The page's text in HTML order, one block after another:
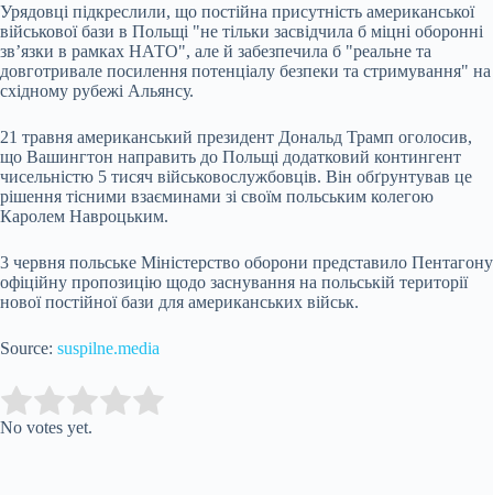
Урядовці підкреслили, що постійна присутність американської
військової бази в Польщі "не тільки засвідчила б міцні оборонні
зв’язки в рамках НАТО", але й забезпечила б "реальне та
довготривале посилення потенціалу безпеки та стримування" на
східному рубежі Альянсу.
21 травня американський президент Дональд Трамп оголосив,
що Вашингтон направить до Польщі додатковий контингент
чисельністю 5 тисяч військовослужбовців. Він обґрунтував це
рішення тісними взаєминами зі своїм польським колегою
Каролем Навроцьким.
3 червня польське Міністерство оборони представило Пентагону
офіційну пропозицію щодо заснування на польській території
нової постійної бази для американських військ.
Source: suspilne.media
Rate this item:
No votes yet.